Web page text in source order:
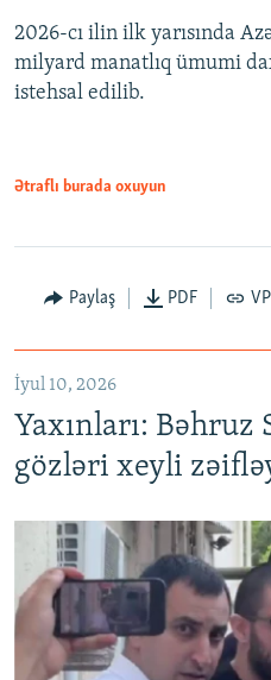
Auto 240p
2026-cı ilin ilk yarısında
milyard manatlıq ümumi
istehsal edilib.
Ətraflı burada oxuyun
Paylaş PDF
İyul 10, 2026
Yaxınları: Bəhruz
gözləri xeyli